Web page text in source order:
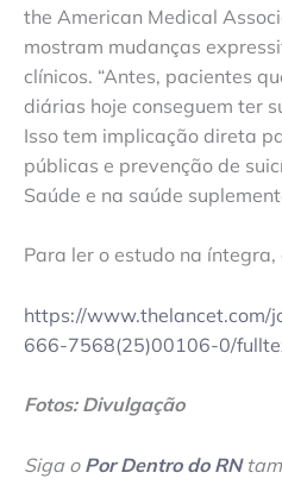
the American Medical
mostram mudanças
clínicos. “Antes, pacientes
diárias hoje conseguem ter
Isso tem implicação direta
públicas e prevenção de
Saúde e na saúde
Para ler o estudo na íntegra,
https://www.thelancet.com/
666-7568(25)00106-0/
Fotos: Divulgação
Siga o Por Dentro do RN